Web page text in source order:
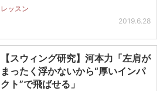
レッスン
2019.6.28
【スウィング研究】河本力「左肩が
まったく浮かないから“厚いインパ
クト”で飛ばせる」